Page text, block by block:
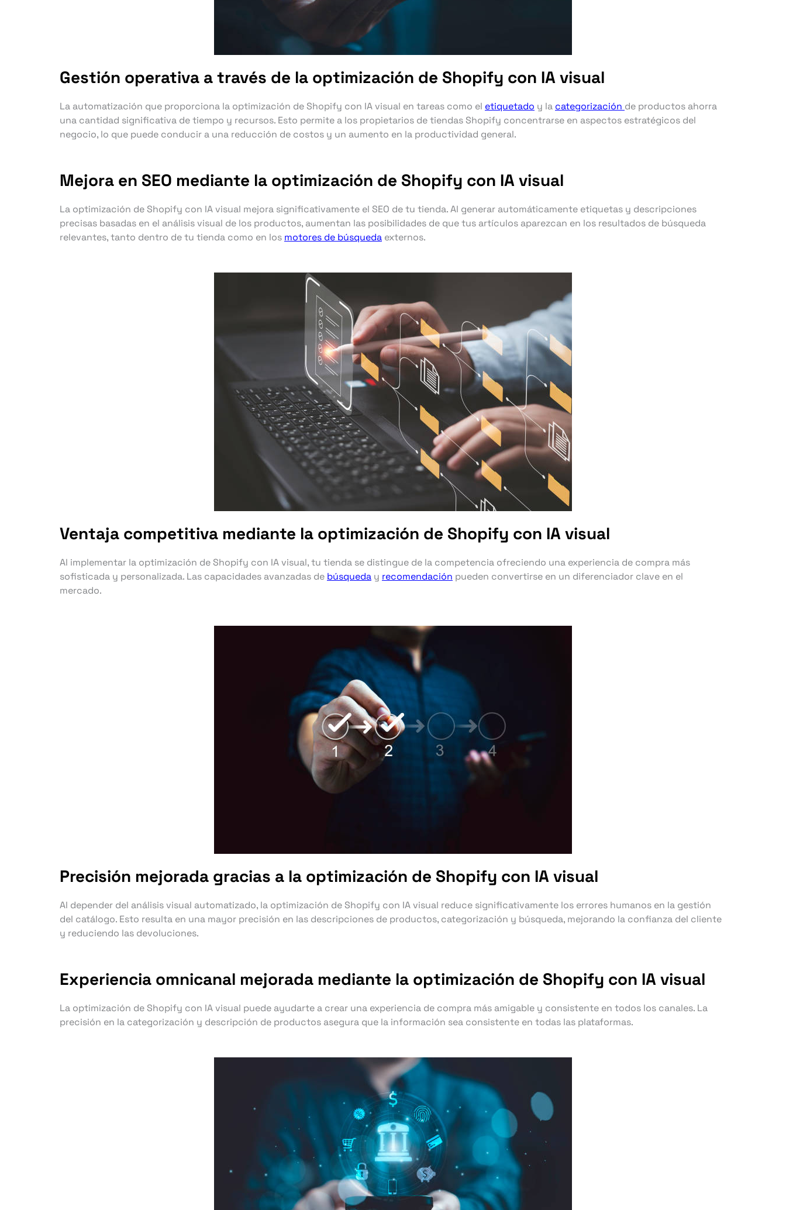
Gestión operativa a través de la optimización de Shopify con IA visual
La automatización que proporciona la optimización de Shopify con IA visual en tareas como el etiquetado y la categorización de productos ahorra
una cantidad significativa de tiempo y recursos. Esto permite a los propietarios de tiendas Shopify concentrarse en aspectos estratégicos del
negocio, lo que puede conducir a una reducción de costos y un aumento en la productividad general.
Mejora en SEO mediante la optimización de Shopify con IA visual
La optimización de Shopify con IA visual mejora significativamente el SEO de tu tienda. Al generar automáticamente etiquetas y descripciones
precisas basadas en el análisis visual de los productos, aumentan las posibilidades de que tus artículos aparezcan en los resultados de búsqueda
relevantes, tanto dentro de tu tienda como en los motores de búsqueda externos.
Ventaja competitiva mediante la optimización de Shopify con IA visual
Al implementar la optimización de Shopify con IA visual, tu tienda se distingue de la competencia ofreciendo una experiencia de compra más
sofisticada y personalizada. Las capacidades avanzadas de búsqueda y recomendación pueden convertirse en un diferenciador clave en el
mercado.
Precisión mejorada gracias a la optimización de Shopify con IA visual
Al depender del análisis visual automatizado, la optimización de Shopify con IA visual reduce significativamente los errores humanos en la gestión
del catálogo. Esto resulta en una mayor precisión en las descripciones de productos, categorización y búsqueda, mejorando la confianza del cliente
y reduciendo las devoluciones.
Experiencia omnicanal mejorada mediante la optimización de Shopify con IA visual
La optimización de Shopify con IA visual puede ayudarte a crear una experiencia de compra más amigable y consistente en todos los canales. La
precisión en la categorización y descripción de productos asegura que la información sea consistente en todas las plataformas.